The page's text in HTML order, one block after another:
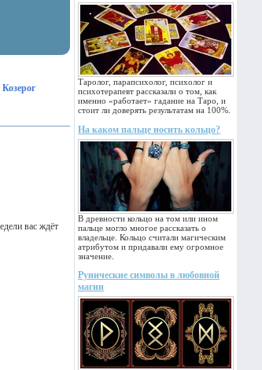
Таролог, парапсихолог, психолог и
психотерапевт рассказали о том, как
именно «работает» гадание на Таро, и
стоит ли доверять результатам на 100%.
На каком пальце носить кольцо?
В древности кольцо на том или ином
пальце могло многое рассказать о
владельце. Кольцо считали магическим
атрибутом и придавали ему огромное
значение.
Рунические символы в любовной
магии
Козерог
вас ждёт